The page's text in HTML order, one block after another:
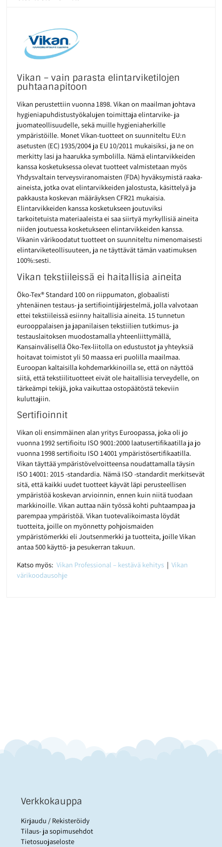
Vikan – vain parasta elintarviketilojen
puhtaanapitoon
Vikan perustettiin vuonna 1898. Vikan on maailman johtava
hygieniapuhdistustyökalujen toimittaja elintarvike- ja
juomateollisuudelle, sekä muille hygieniaherkille
ympäristöille. Monet Vikan-tuotteet on suunniteltu EU:n
asetusten (EC) 1935/2004 ja EU 10/2011 mukaisiksi, ja ne on
merkitty lasi ja haarukka symbolilla. Nämä elintarvikkeiden
kanssa kosketuksessa olevat tuotteet valmistetaan myös
Yhdysvaltain terveysviranomaisten (FDA) hyväksymistä raaka-
aineista, jotka ovat elintarvikkeiden jalostusta, käsittelyä ja
pakkausta koskevan määräyksen CFR21 mukaisia.
Elintarvikkeiden kanssa kosketukseen joutuviksi
tarkoitetuista materiaaleista ei saa siirtyä myrkyllisiä aineita
niiden joutuessa kosketukseen elintarvikkeiden kanssa.
Vikanin värikoodatut tuotteet on suunniteltu nimenomaisesti
elintarviketeollisuuteen, ja ne täyttävät tämän vaatimuksen
100%:sesti.
Vikan tekstiileissä ei haitallisia aineita
Öko-Tex® Standard 100 on riippumaton, globaalisti
yhtenäinen testaus- ja sertifiointijärjestelmä, jolla valvotaan
ettei tekstiileissä esiinny haitallisia aineita. 15 tunnetun
eurooppalaisen ja japanilaisen tekstiilien tutkimus- ja
testauslaitoksen muodostamalla yhteenliittymällä,
Kansainvälisellä Öko-Tex-liitolla on edustustot ja yhteyksiä
hoitavat toimistot yli 50 maassa eri puolilla maailmaa.
Euroopan kaltaisilla kohdemarkkinoilla se, että on näyttöä
siitä, että tekstiilituotteet eivät ole haitallisia terveydelle, on
tärkeämpi tekijä, joka vaikuttaa ostopäätöstä tekeviin
kuluttajiin.
Sertifioinnit
Vikan oli ensimmäinen alan yritys Euroopassa, joka oli jo
vuonna 1992 sertifioitu ISO 9001:2000 laatusertifikaatilla ja jo
vuonna 1998 sertifioitu ISO 14001 ympäristösertifikaatilla.
Vikan täyttää ympäristövelvoitteensa noudattamalla täysin
ISO 14001: 2015 -standardia. Nämä ISO -standardit merkitsevät
sitä, että kaikki uudet tuotteet käyvät läpi perusteellisen
ympäristöä koskevan arvioinnin, ennen kuin niitä tuodaan
markkinoille. Vikan auttaa näin työssä kohti puhtaampaa ja
parempaa ympäristöä. Vikan tuotevalikoimasta löydät
tuotteita, joille on myönnetty pohjoismaiden
ympäristömerkki eli Joutsenmerkki ja tuotteita, joille Vikan
antaa 500 käyttö- ja pesukerran takuun.
Katso myös:Vikan Professional – kestävä kehitys | Vikan
värikoodausohje
Verkkokauppa
Kirjaudu / Rekisteröidy
Tilaus- ja sopimusehdot
Tietosuojaseloste